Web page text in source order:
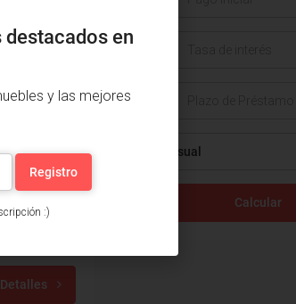
Detalles
Mensual
Calcular
destacados en
y las mejores
:)